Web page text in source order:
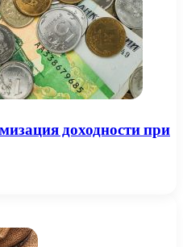
доходности при